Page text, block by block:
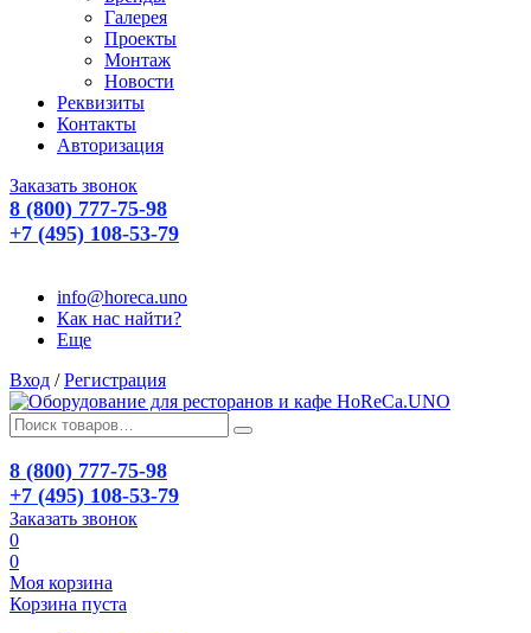
Галерея
Проекты
Монтаж
Новости
Реквизиты
Контакты
Авторизация
Заказать звонок
8 (800) 777-75-98
+7 (495) 108-53-79
info@horeca.uno
Как нас найти?
Еще
Вход / Регистрация
8 (800) 777-75-98
+7 (495) 108-53-79
Заказать звонок
0
0
Моя корзина
Корзина пуста